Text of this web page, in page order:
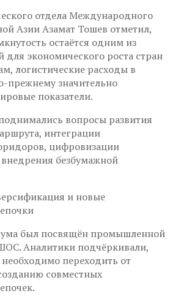
отдела Международного
Азии Азамат Тошев отметил,
остаётся одним из
для экономического роста стран
логистические расходы в
прежнему значительно
показатели.
вопросы развития
интеграции
цифровизации
безбумажной
и новые
был посвящён промышленной
Аналитики подчёркивали,
переходить от
совместных